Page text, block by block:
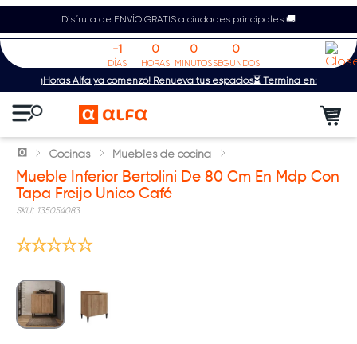
Disfruta de ENVÍO GRATIS a ciudades principales 🚚
¡Horas Alfa ya comenzó! Renueva tus espacios⏳ Termina en:
-1
DÍAS
0
HORAS
0
MINUTOS
0
SEGUNDOS
Cocinas Muebles de cocina
Mueble Inferior Bertolini De 80 Cm En Mdp Con
Tapa Freijo Unico Café
: 135054083